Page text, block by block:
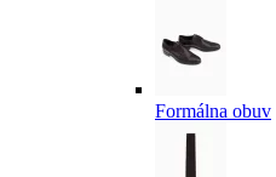
Formálna obuv